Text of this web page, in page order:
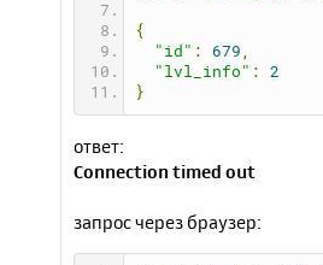
{
"id" : 679
"lvl_info" :
2
}
ответ:
Connection timed out
запрос через браузер: